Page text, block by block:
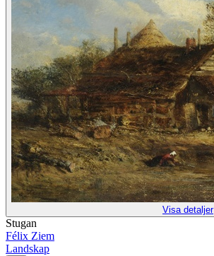
Visa detaljer
Stugan
Félix Ziem
Landskap